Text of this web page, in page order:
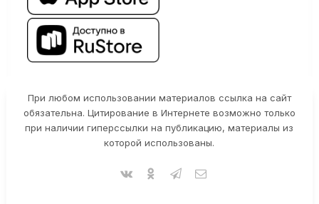
При любом использовании материалов ссылка на сайт
обязательна. Цитирование в Интернете возможно только
при наличии гиперссылки на публикацию, материалы из
которой использованы.